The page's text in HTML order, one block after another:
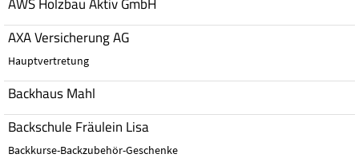
AXA Versicherung AG
Hauptvertretung
Backhaus Mahl
Backschule Fräulein Lisa
Backkurse-Backzubehör-Geschenke